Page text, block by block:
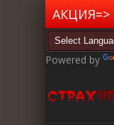
Пакет
Powered by